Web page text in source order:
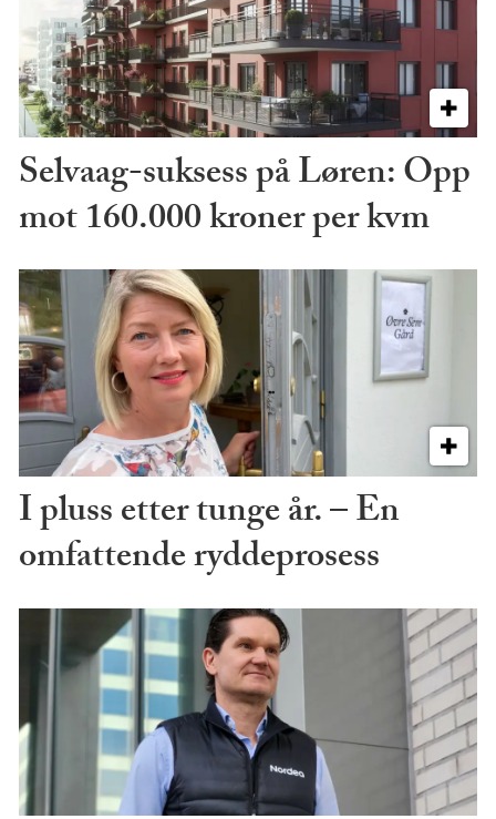
Selvaag-suksess på Løren: Opp
mot 160.000 kroner per kvm
I pluss etter tunge år. – En
omfattende ryddeprosess